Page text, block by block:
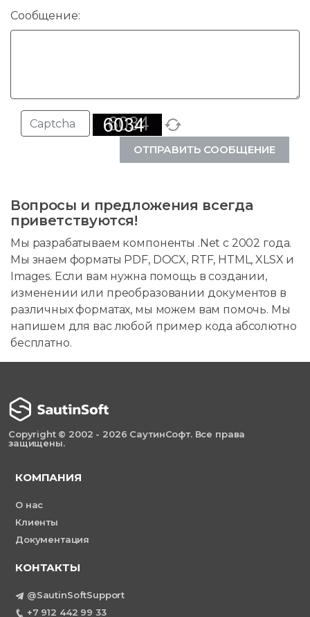
Сообщение:
ОТПРАВИТЬ СООБЩЕНИЕ
Вопросы и предложения всегда
приветствуются!
Мы разрабатываем компоненты .Net с 2002 года.
Мы знаем форматы PDF, DOCX, RTF, HTML, XLSX и
Images. Если вам нужна помощь в создании,
изменении или преобразовании документов в
различных форматах, мы можем вам помочь. Мы
напишем для вас любой пример кода абсолютно
бесплатно.
Copyright © 2002 - 2026 СаутинСофт. Все права
защищены.
КОМПАНИЯ
О нас
Клиенты
Документация
КОНТАКТЫ
@SautinSoftSupport
+7 912 442 99 33